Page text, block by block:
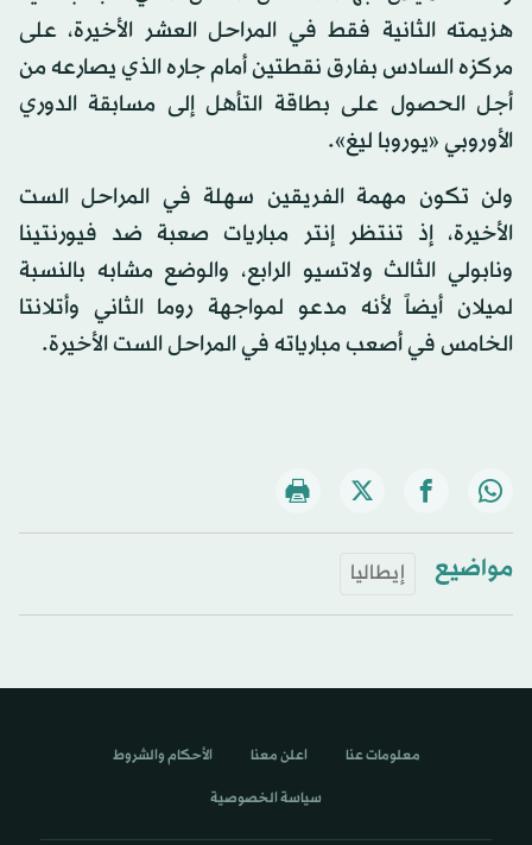
هزيمته الثانية فقط في المراحل العشر الأخيرة، على
مركزه السادس بفارق نقطتين أمام جاره الذي يصارعه من
أجل الحصول على بطاقة التأهل إلى مسابقة الدوري
الأوروبي «يوروبا ليغ».
ولن تكون مهمة الفريقين سهلة في المراحل الست
الأخيرة، إذ تنتظر إنتر مباريات صعبة ضد فيورنتينا
ونابولي الثالث ولاتسيو الرابع، والوضع مشابه بالنسبة
لميلان أيضاً لأنه مدعو لمواجهة روما الثاني وأتلانتا
الخامس في أصعب مبارياته في المراحل الست الأخيرة.
مواضيع إيطاليا
معلومات عنا اعلن معنا الأحكام والشروط
سياسة الخصوصية